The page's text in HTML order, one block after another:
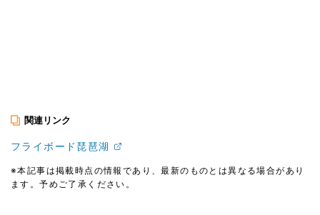
関連リンク
フライボード琵琶湖
※本記事は掲載時点の情報であり、最新のものとは異なる場合があり
ます。予めご了承ください。